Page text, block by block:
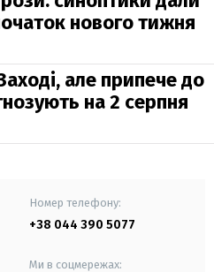
нового тижня
але припече до
на 2 серпня
Номер телефону:
+38 044 390 5077
Ми в соцмережах: